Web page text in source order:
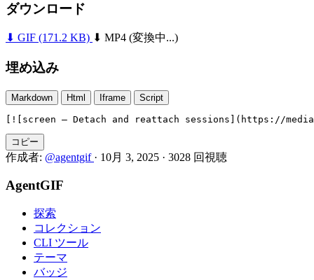
ダウンロード
⬇ GIF (171.2 KB) ⬇ MP4 (変換中...)
埋め込み
Markdown Html Iframe Script
[![screen — Detach and reattach sessions](https://
コピー
作成者: @agentgif · 10月 3, 2025 · 3028 回視聴
AgentGIF
探索
コレクション
CLI ツール
テーマ
バッジ